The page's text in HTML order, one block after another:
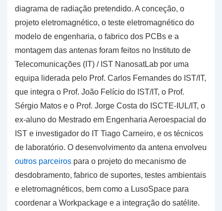
diagrama de radiação pretendido. A conceção, o
projeto eletromagnético, o teste eletromagnético do
modelo de engenharia, o fabrico dos PCBs e a
montagem das antenas foram feitos no Instituto de
Telecomunicações (IT) / IST NanosatLab por uma
equipa liderada pelo Prof. Carlos Fernandes do IST/IT,
que integra o Prof. João Felício do IST/IT, o Prof.
Sérgio Matos e o Prof. Jorge Costa do ISCTE-IUL/IT, o
ex-aluno do Mestrado em Engenharia Aeroespacial do
IST e investigador do IT Tiago Carneiro, e os técnicos
de laboratório. O desenvolvimento da antena envolveu
outros parceiros para o projeto do mecanismo de
desdobramento, fabrico de suportes, testes ambientais
e eletromagnéticos, bem como a LusoSpace para
coordenar a Workpackage e a integração do satélite.